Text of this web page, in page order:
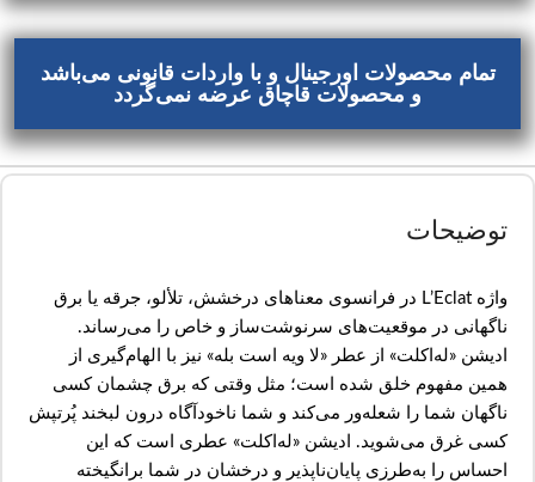
تمام محصولات اورجینال و با واردات قانونی می‌باشد
و محصولات قاچاق عرضه نمی‌گردد
توضیحات
واژه L’Eclat در فرانسوی معناهای درخشش، تلألو، جرقه یا برق
ناگهانی در موقعیت‌های سرنوشت‌ساز و خاص را می‌رساند.
ادیشن «له‌اکلت» از عطر «لا ویه است بله» نیز با الهام‌گیری از
همین مفهوم خلق شده است؛ ‌مثل وقتی که برق چشمان کسی
ناگهان شما را شعله‌ور می‌کند و شما ناخودآگاه درون لبخند پُرتپش
کسی غرق می‌شوید. ادیشن «له‌اکلت» عطری است که این
احساس را به‌طرزی پایان‌ناپذیر و درخشان در شما برانگیخته